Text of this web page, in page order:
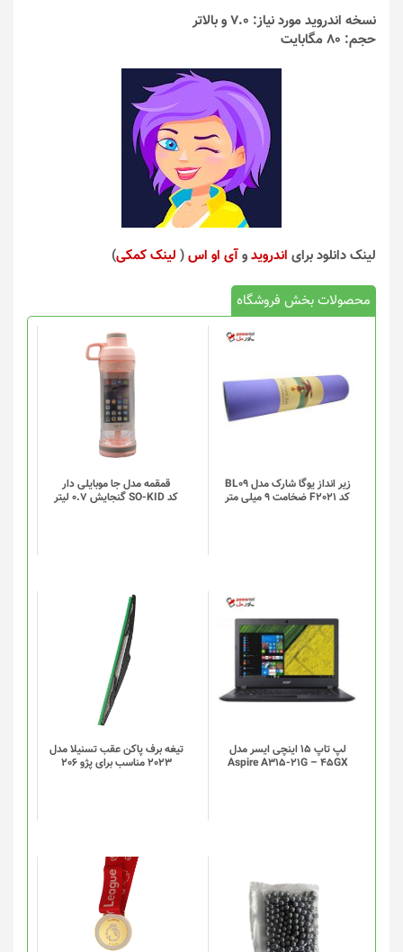
نسخه اندروید مورد نیاز: 7.0 و بالاتر
حجم: 80 مگابایت
لینک دانلود برای اندرویدوآی او اس( لینک کمکی)
محصولات بخش فروشگاه
زیر انداز یوگا شارک مدل BL09
کد F2021 ضخامت 9 میلی متر
قمقمه مدل جا موبایلی دار
کد SO-KID گنجایش 0.7 لیتر
این
محصول
دارای
انواع
مختلفی
می
باشد.
گزینه
ها
لپ تاپ 15 اینچی ایسر مدل
Aspire A315-21G – 45GX
تیغه برف پاکن عقب تسنیلا مدل
2023 مناسب برای پژو 206
این
محصول
دارای
انواع
این
محصول
دارای
انواع